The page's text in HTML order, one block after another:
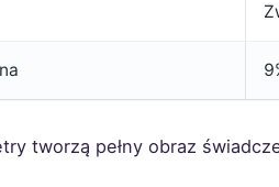
tworzą pełny obraz